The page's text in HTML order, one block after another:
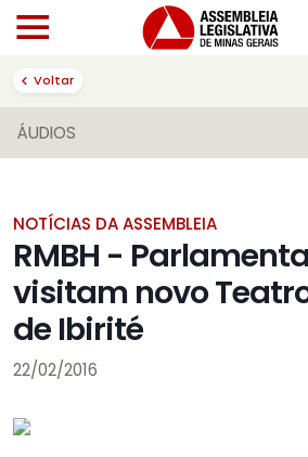
Voltar
ÁUDIOS
NOTÍCIAS DA ASSEMBLEIA
RMBH -
visitam novo
de Ibirité
22/02/2016